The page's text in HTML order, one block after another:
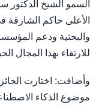
السمو الشيخ
الأعلى حاكم الشارقة
والبحثية ودعم
للارتقاء بهذا المجال
وأضافت: اختارت
موضوع الذكاء